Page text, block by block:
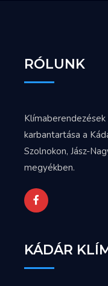
RÓLUNK
karbantartása a
Szolnokon, Jász-
megyékben.
KÁDÁR